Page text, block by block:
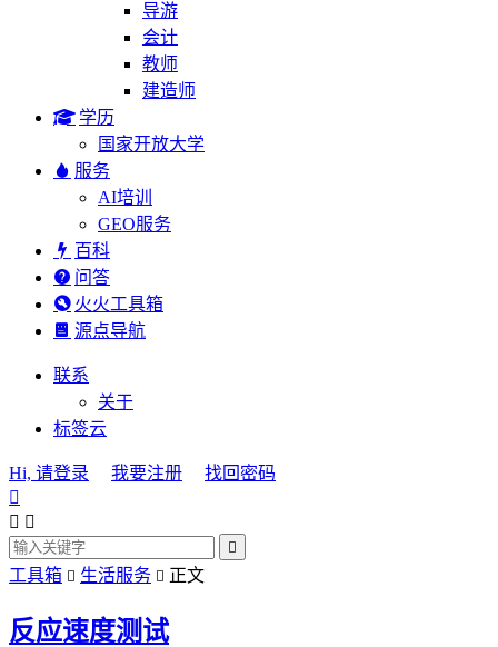
导游
会计
教师
建造师
学历
国家开放大学
服务
AI培训
GEO服务
百科
问答
火火工具箱
源点导航
联系
关于
标签云
Hi, 请登录 我要注册
找回密码

 

工具箱  生活服务  正文
反应速度测试